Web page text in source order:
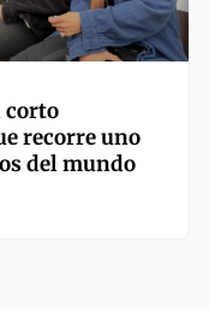
corto
recorre uno
del mundo